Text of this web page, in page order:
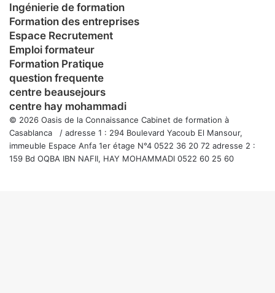
Ingénierie de formation
Formation des entreprises
Espace Recrutement
Emploi formateur
Formation Pratique
question frequente
centre beausejours
centre hay mohammadi
© 2026 Oasis de la Connaissance Cabinet de formation à
Casablanca / adresse 1 : 294 Boulevard Yacoub El Mansour,
immeuble Espace Anfa 1er étage N°4 0522 36 20 72 adresse 2 :
159 Bd OQBA IBN NAFII, HAY MOHAMMADI 0522 60 25 60